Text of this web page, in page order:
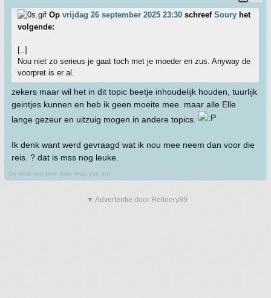
Op vrijdag 26 september 2025 23:30 schreef Soury het
volgende:
[..]
Nou niet zo serieus je gaat toch met je moeder en zus. Anyway de
voorpret is er al.
zekers maar wil het in dit topic beetje inhoudelijk houden, tuurlijk
geintjes kunnen en heb ik geen moeite mee. maar alle Elle
lange gezeur en uitzuig mogen in andere topics.
Ik denk want werd gevraagd wat ik nou mee neem dan voor die
reis. ? dat is mss nog leuke.
Do what you love, love what you do!
▼ Advertentie door Refinery89